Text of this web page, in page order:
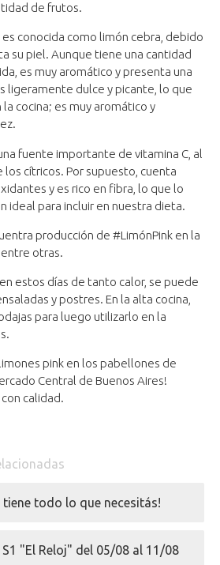
de frutos.
conocida como limón cebra, debido
su piel. Aunque tiene una cantidad
es muy aromático y presenta una
ligeramente dulce y picante, lo que
cocina; es muy aromático y
fuente importante de vitamina C, al
los cítricos. Por supuesto, cuenta
y es rico en fibra, lo que lo
ideal para incluir en nuestra dieta.
producción de #LimónPink en la
entre otras.
estos días de tanto calor, se puede
y postres. En la alta cocina,
para luego utilizarlo en la
pink en los pabellones de
Central de Buenos Aires!
calidad.
tiene todo lo que necesitás!
"El Reloj" del 05/08 al 11/08